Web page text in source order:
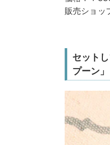
販売ショッ
セット
プーン」